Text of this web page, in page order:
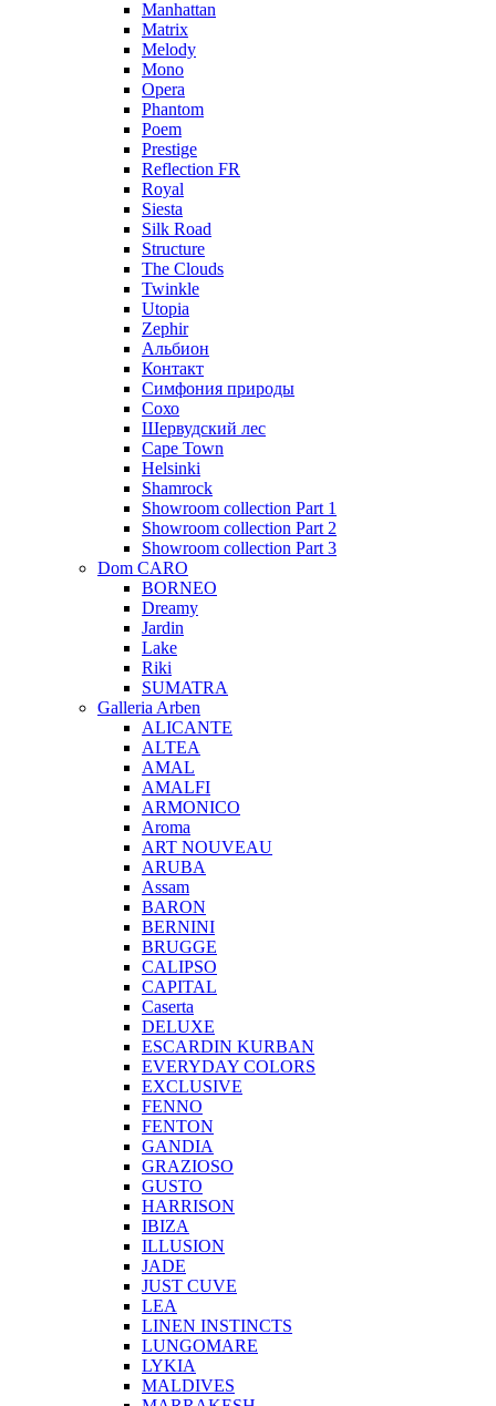
Manhattan
Matrix
Melody
Mono
Opera
Phantom
Poem
Prestige
Reflection FR
Royal
Siesta
Silk Road
Structure
The Clouds
Twinkle
Utopia
Zephir
Альбион
Контакт
Симфония природы
Сохо
Шервудский лес
Cape Town
Helsinki
Shamrock
Showroom collection Part 1
Showroom collection Part 2
Showroom collection Part 3
Dom CARO
BORNEO
Dreamy
Jardin
Lake
Riki
SUMATRA
Galleria Arben
ALICANTE
ALTEA
AMAL
AMALFI
ARMONICO
Aroma
ART NOUVEAU
ARUBA
Assam
BARON
BERNINI
BRUGGE
CALIPSO
CAPITAL
Caserta
DELUXE
ESCARDIN KURBAN
EVERYDAY COLORS
EXCLUSIVE
FENNO
FENTON
GANDIA
GRAZIOSO
GUSTO
HARRISON
IBIZA
ILLUSION
JADE
JUST CUVE
LEA
LINEN INSTINCTS
LUNGOMARE
LYKIA
MALDIVES